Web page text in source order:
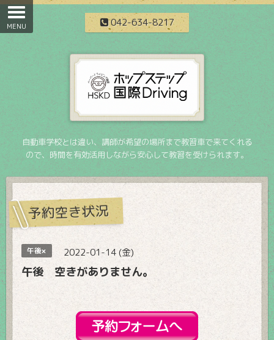
042-634-8217
自動車学校とは違い、講師が希望の場所まで教習車で来てくれる
ので、時間を有効活用しながら安心して教習を受けられます。
予約空き状況
午後× 2022-01-14 (金)
午後 空きがありません。